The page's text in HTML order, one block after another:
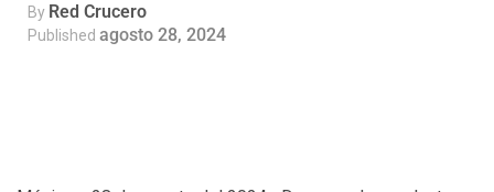
By Red Crucero
Published agosto 28, 2024